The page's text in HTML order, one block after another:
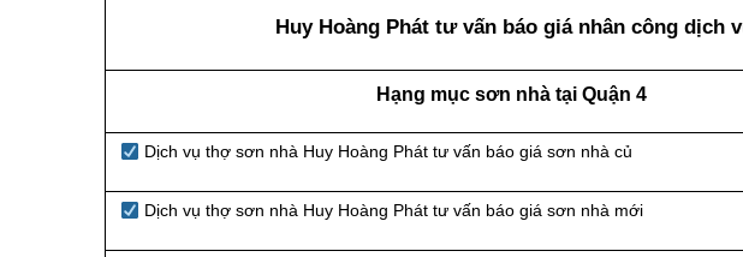
Huy Hoàng Phát tư vấn báo giá nhân công dịch
Hạng mục sơn nhà tại Quận 4
Dịch vụ thợ sơn nhà Huy Hoàng Phát tư vấn báo giá sơn nhà củ
Dịch vụ thợ sơn nhà Huy Hoàng Phát tư vấn báo giá sơn nhà mới